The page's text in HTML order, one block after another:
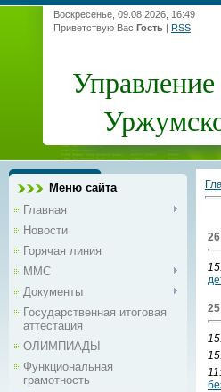
Воскресенье, 09.08.2026, 16:49
Приветствую Вас Гость | RSS
Меню сайта
Главная
Новости
Горячая линия
ММС
Документы
Государственная итоговая
аттестация
ОЛИМПИАДЫ
Функциональная
грамотность